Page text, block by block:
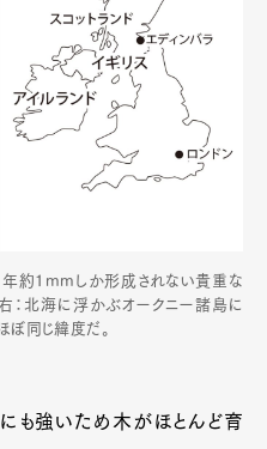
年約1mmしか形成されない貴重な
北海に浮かぶオークニー諸島に
ぼ同じ緯度だ。
にも強いため木がほとんど育